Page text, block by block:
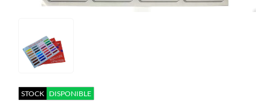
STOCK DISPONIBLE